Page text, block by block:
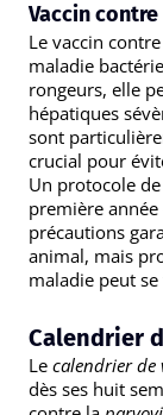
Vaccin
Le vaccin
maladie
rongeurs, elle
hépatiques
sont
crucial pour
Un protocole
première année
précautions
animal, mais
maladie peut
Calendrier
Le calendrier de
dès ses huit